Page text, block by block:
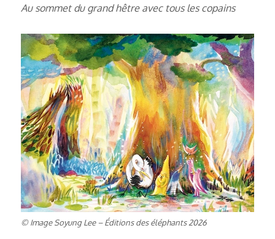
Au sommet du grand hêtre avec tous les copains
© Image Soyung Lee – Éditions des éléphants 2026